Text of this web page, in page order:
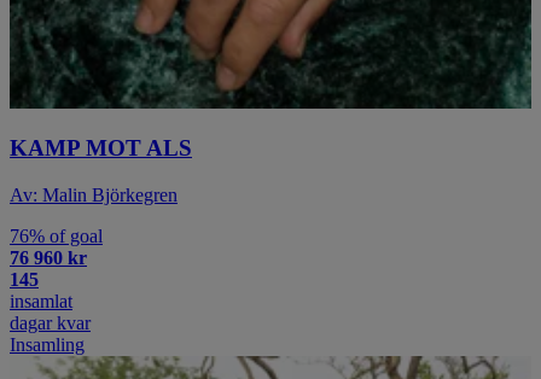
KAMP MOT ALS
Av: Malin Björkegren
76% of goal
76 960 kr
145
insamlat
dagar kvar
Insamling